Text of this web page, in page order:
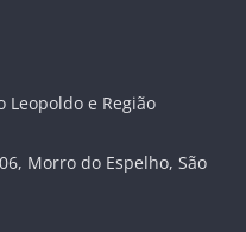
Leopoldo e Região
Morro do Espelho, São